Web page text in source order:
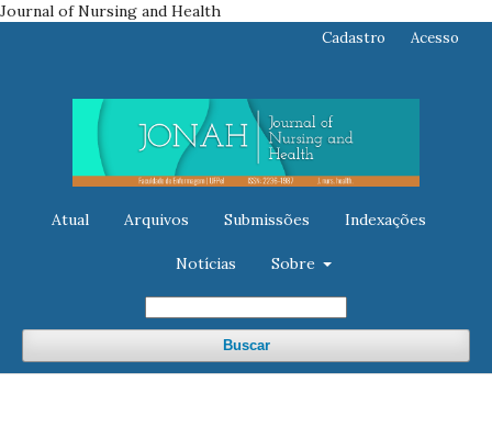
Journal of Nursing and Health
Atual Arquivos Submissões Indexações
Notícias Sobre
Buscar
Cadastro Acesso